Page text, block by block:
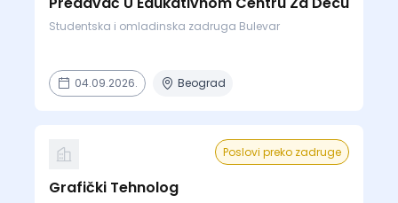
Studentska i omladinska zadruga Bulevar
04.09.2026. Beograd
Poslovi preko zadruge
Grafički Tehnolog